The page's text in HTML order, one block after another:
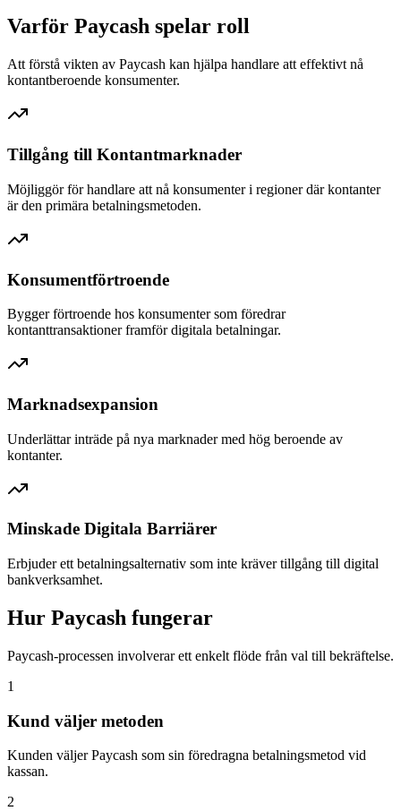
Varför Paycash spelar roll
Att förstå vikten av Paycash kan hjälpa handlare att effektivt nå
kontantberoende konsumenter.
Tillgång till Kontantmarknader
Möjliggör för handlare att nå konsumenter i regioner där kontanter
är den primära betalningsmetoden.
Konsumentförtroende
Bygger förtroende hos konsumenter som föredrar
kontanttransaktioner framför digitala betalningar.
Marknadsexpansion
Underlättar inträde på nya marknader med hög beroende av
kontanter.
Minskade Digitala Barriärer
Erbjuder ett betalningsalternativ som inte kräver tillgång till digital
bankverksamhet.
Hur Paycash fungerar
Paycash-processen involverar ett enkelt flöde från val till bekräftelse.
1
Kund väljer metoden
Kunden väljer Paycash som sin föredragna betalningsmetod vid
kassan.
2